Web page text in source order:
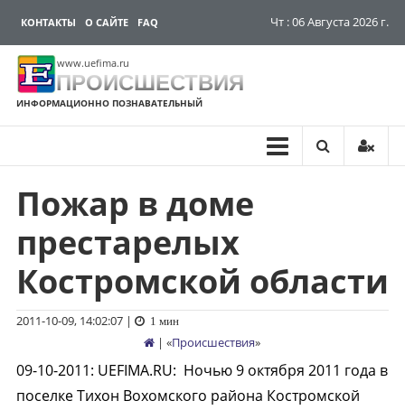
КОНТАКТЫ О САЙТЕ FAQ Чт : 06 Августа 2026 г.
www.uefima.ru
ПРОИСШЕСТВИЯ
ИНФОРМАЦИОННО ПОЗНАВАТЕЛЬНЫЙ
Перейти
содержимому
Пожар в доме
престарелых
Костромской области
2011-10-09, 14:02:07| 1 мин
| «Происшествия»
09-10-2011: UEFIMA.RU: Ночью 9 октября 2011 года в
поселке Тихон Вохомского района Костромской